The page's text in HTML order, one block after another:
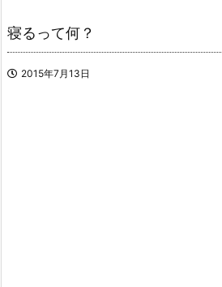
寝るって何？
2015年7月13日